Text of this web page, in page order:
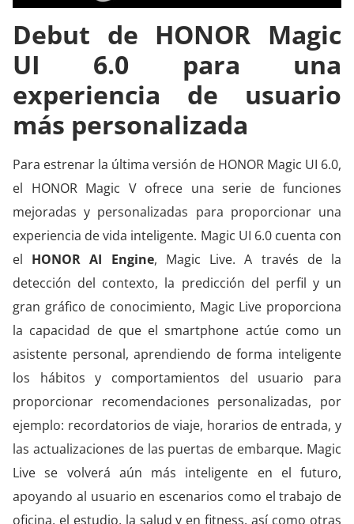
Debut de HONOR Magic
UI 6.0 para una
experiencia de usuario
más personalizada
Para estrenar la última versión de HONOR Magic UI 6.0,
el HONOR Magic V ofrece una serie de funciones
mejoradas y personalizadas para proporcionar una
experiencia de vida inteligente. Magic UI 6.0 cuenta con
el HONOR AI Engine, Magic Live. A través de la
detección del contexto, la predicción del perfil y un
gran gráfico de conocimiento, Magic Live proporciona
la capacidad de que el smartphone actúe como un
asistente personal, aprendiendo de forma inteligente
los hábitos y comportamientos del usuario para
proporcionar recomendaciones personalizadas, por
ejemplo: recordatorios de viaje, horarios de entrada, y
las actualizaciones de las puertas de embarque. Magic
Live se volverá aún más inteligente en el futuro,
apoyando al usuario en escenarios como el trabajo de
oficina, el estudio, la salud y en fitness, así como otras